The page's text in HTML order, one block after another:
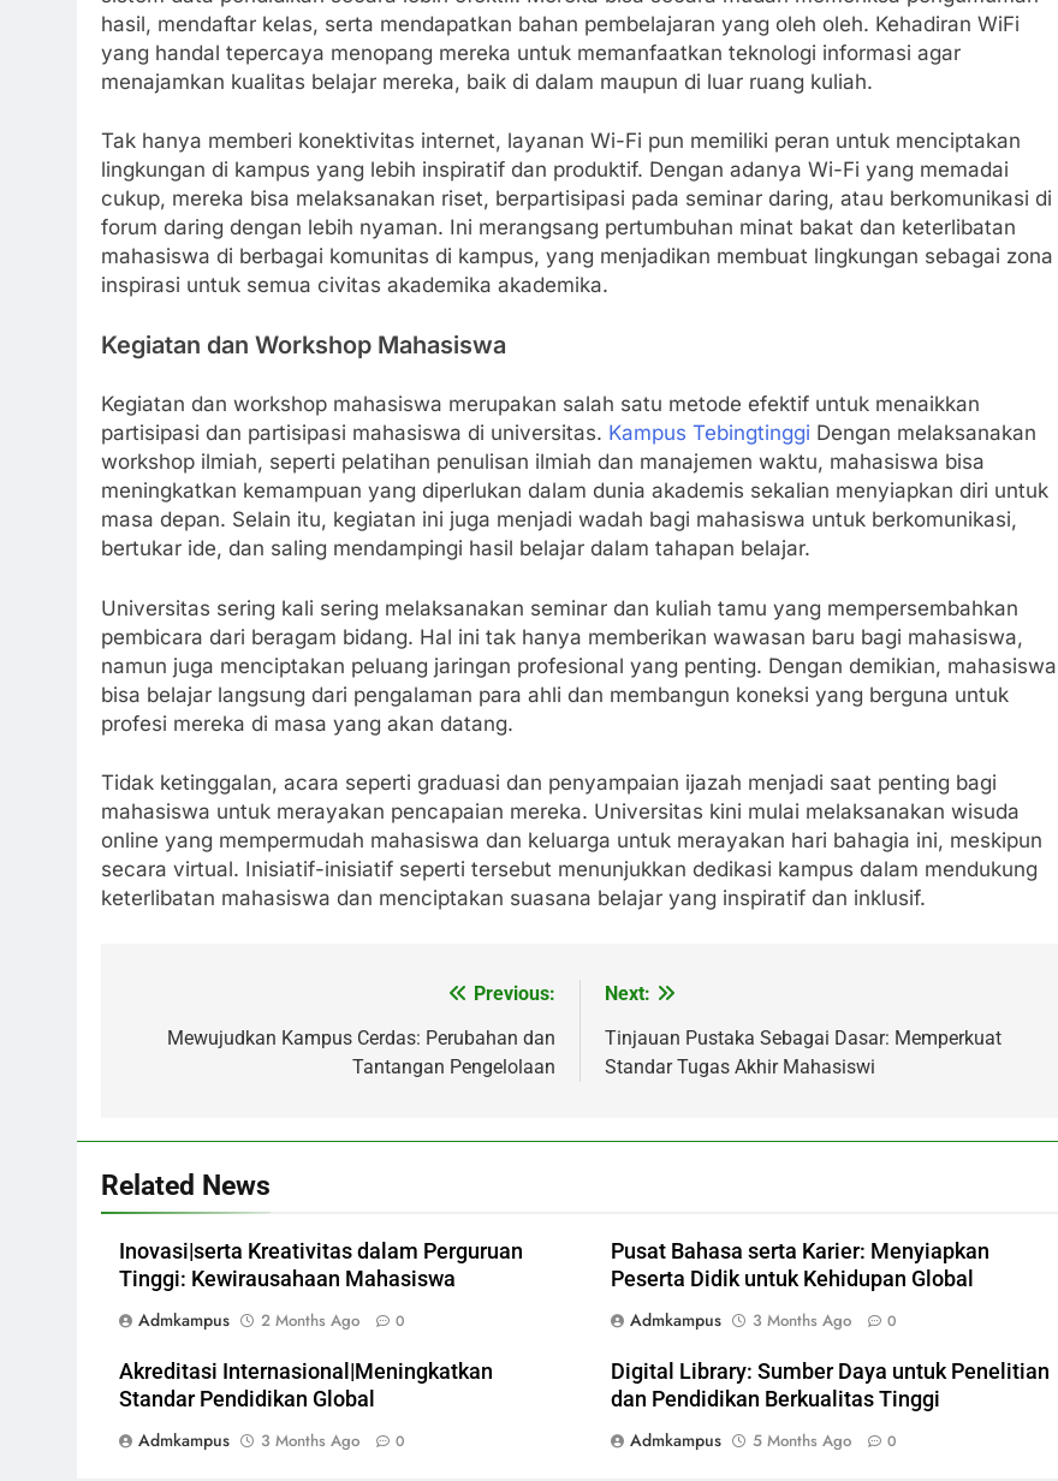
hasil, mendaftar kelas, serta mendapatkan bahan pembelajaran yang oleh oleh. Kehadiran WiFi
yang handal tepercaya menopang mereka untuk memanfaatkan teknologi informasi agar
menajamkan kualitas belajar mereka, baik di dalam maupun di luar ruang kuliah.
Tak hanya memberi konektivitas internet, layanan Wi-Fi pun memiliki peran untuk menciptakan
lingkungan di kampus yang lebih inspiratif dan produktif. Dengan adanya Wi-Fi yang memadai
cukup, mereka bisa melaksanakan riset, berpartisipasi pada seminar daring, atau berkomunikasi di
forum daring dengan lebih nyaman. Ini merangsang pertumbuhan minat bakat dan keterlibatan
mahasiswa di berbagai komunitas di kampus, yang menjadikan membuat lingkungan sebagai zona
inspirasi untuk semua civitas akademika akademika.
Kegiatan dan Workshop Mahasiswa
Kegiatan dan workshop mahasiswa merupakan salah satu metode efektif untuk menaikkan
partisipasi dan partisipasi mahasiswa di universitas. Kampus Tebingtinggi Dengan melaksanakan
workshop ilmiah, seperti pelatihan penulisan ilmiah dan manajemen waktu, mahasiswa bisa
meningkatkan kemampuan yang diperlukan dalam dunia akademis sekalian menyiapkan diri untuk
masa depan. Selain itu, kegiatan ini juga menjadi wadah bagi mahasiswa untuk berkomunikasi,
bertukar ide, dan saling mendampingi hasil belajar dalam tahapan belajar.
Universitas sering kali sering melaksanakan seminar dan kuliah tamu yang mempersembahkan
pembicara dari beragam bidang. Hal ini tak hanya memberikan wawasan baru bagi mahasiswa,
namun juga menciptakan peluang jaringan profesional yang penting. Dengan demikian, mahasiswa
bisa belajar langsung dari pengalaman para ahli dan membangun koneksi yang berguna untuk
profesi mereka di masa yang akan datang.
Tidak ketinggalan, acara seperti graduasi dan penyampaian ijazah menjadi saat penting bagi
mahasiswa untuk merayakan pencapaian mereka. Universitas kini mulai melaksanakan wisuda
online yang mempermudah mahasiswa dan keluarga untuk merayakan hari bahagia ini, meskipun
secara virtual. Inisiatif-inisiatif seperti tersebut menunjukkan dedikasi kampus dalam mendukung
keterlibatan mahasiswa dan menciptakan suasana belajar yang inspiratif dan inklusif.
navigation
Previous:
Mewujudkan Kampus Cerdas: Perubahan dan
Tantangan Pengelolaan
Next:
Tinjauan Pustaka Sebagai Dasar: Memperkuat
Standar Tugas Akhir Mahasiswi
Related News
Inovasi|serta Kreativitas dalam Perguruan
Tinggi: Kewirausahaan Mahasiswa
Admkampus
2 Months Ago 0
Pusat Bahasa serta Karier: Menyiapkan
Peserta Didik untuk Kehidupan Global
Admkampus
3 Months Ago 0
Akreditasi Internasional|Meningkatkan
Standar Pendidikan Global
Admkampus
3 Months Ago 0
Digital Library: Sumber Daya untuk Penelitian
dan Pendidikan Berkualitas Tinggi
Admkampus
5 Months Ago 0